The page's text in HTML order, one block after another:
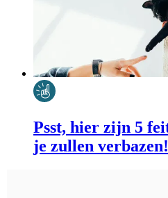
Psst, hier zijn 5
je zullen verbazen!